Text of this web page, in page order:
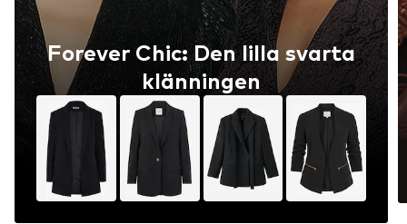
Forever Chic: Den lilla svarta
klänningen